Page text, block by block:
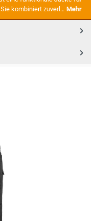
kombiniert zuverl… Mehr